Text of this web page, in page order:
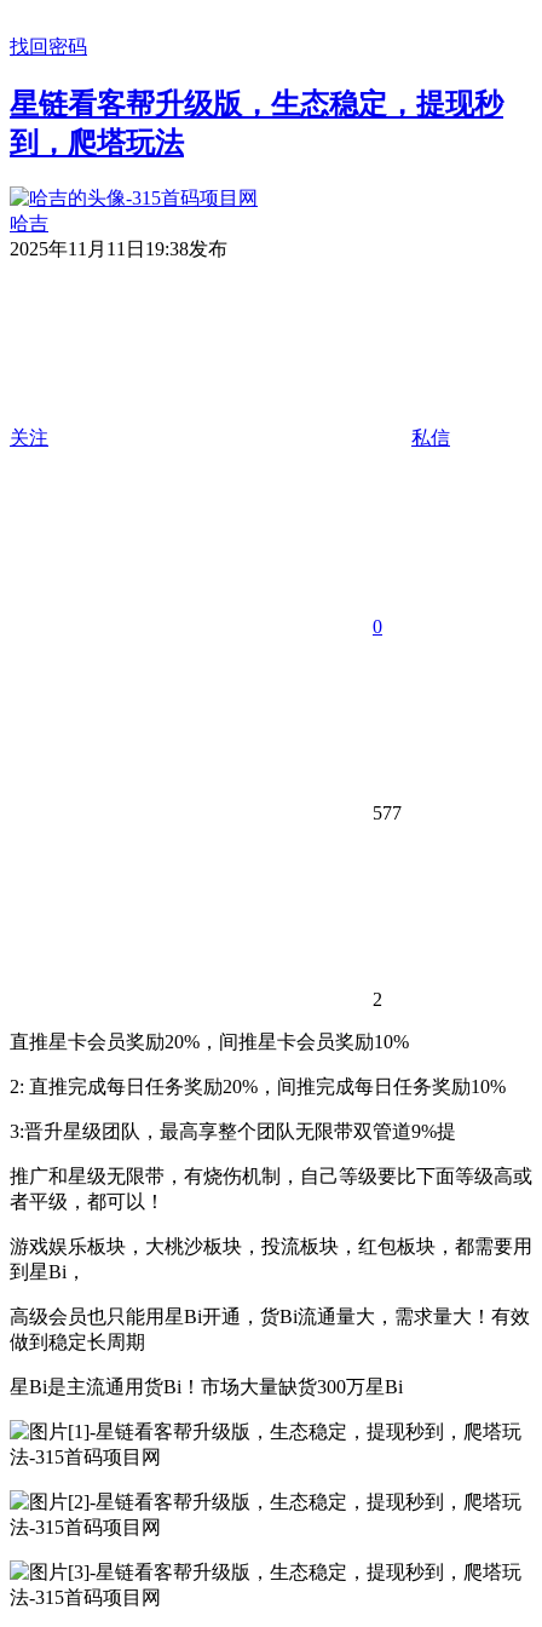
找回密码
星链看客帮升级版，生态稳定，提现秒
到，爬塔玩法
哈吉
2025年11月11日19:38发布
关注 私信
0
577
2
直推星卡会员奖励20%，间推星卡会员奖励10%
2: 直推完成每日任务奖励20%，间推完成每日任务奖励10%
3:晋升星级团队，最高享整个团队无限带双管道9%提
推广和星级无限带，有烧伤机制，自己等级要比下面等级高或
者平级，都可以！
游戏娱乐板块，大桃沙板块，投流板块，红包板块，都需要用
到星Bi，
高级会员也只能用星Bi开通，货Bi流通量大，需求量大！有效
做到稳定长周期
星Bi是主流通用货Bi！市场大量缺货300万星Bi